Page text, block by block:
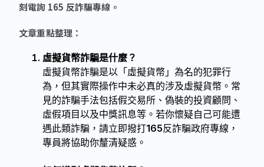
刻電詢 165 反詐騙專線。
文章重點整理：
虛擬貨幣詐騙是什麼？
虛擬貨幣詐騙是以「虛擬貨幣」為名的犯罪行
為，但其實際操作中未必真的涉及虛擬貨幣。常
見的詐騙手法包括假交易所、偽裝的投資顧問、
虛假項目以及中獎訊息等。若你懷疑自己可能遭
遇此類詐騙，請立即撥打165反詐騙政府專線，
專員將協助你釐清疑惑。